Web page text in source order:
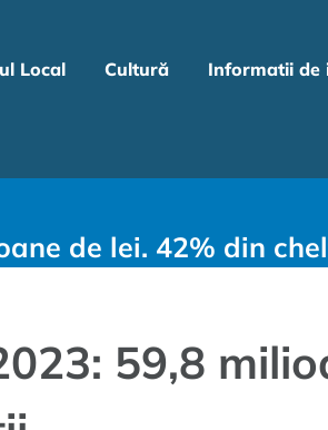
Local Cultură Informatii de
de lei. 42% din
59,8